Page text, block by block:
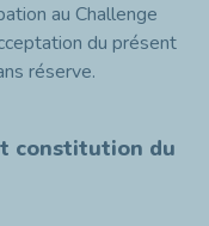
au Challenge
du présent
réserve.
constitution du